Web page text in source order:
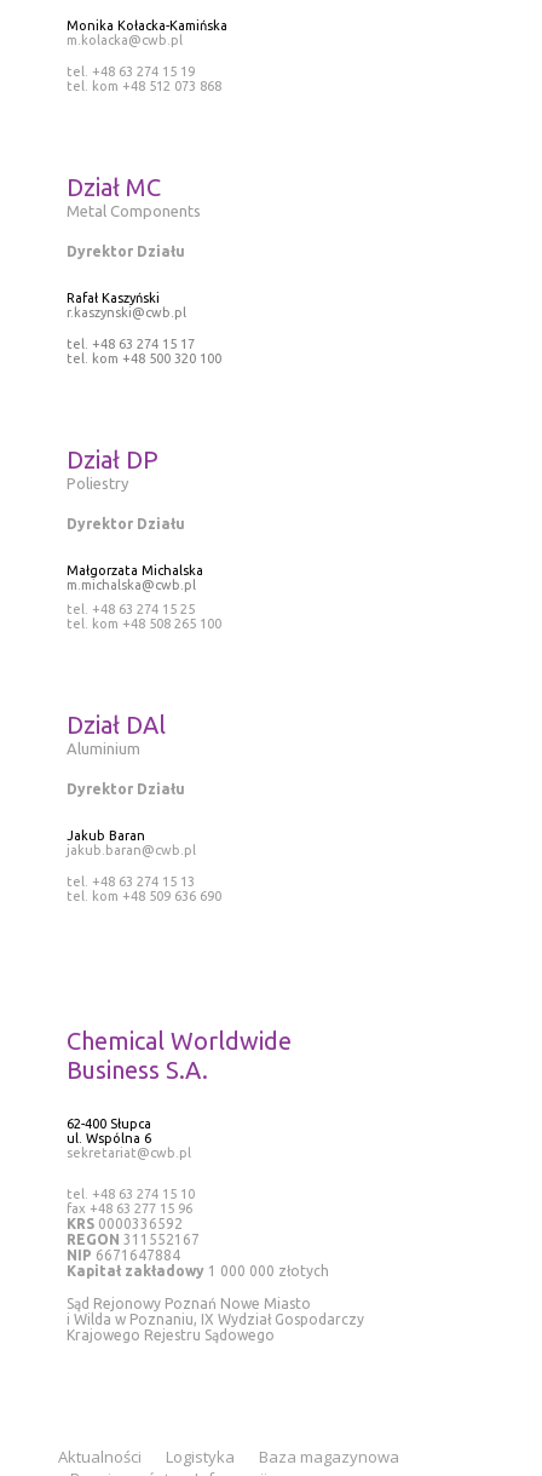
Monika Kołacka-Kamińska
m.kolacka@cwb.pl
tel. +48 63 274 15 19
tel. kom +48 512 073 868
Dział MC
Metal Components
Dyrektor Działu
Rafał Kaszyński
r.kaszynski@cwb.pl
tel. +48 63 274 15 17
tel. kom +48 500 320 100
Dział DP
Poliestry
Dyrektor Działu
Małgorzata Michalska
m.michalska@cwb.pl
tel. +48 63 274 15 25
tel. kom +48 508 265 100
Dział DAl
Aluminium
Dyrektor Działu
Jakub Baran
jakub.baran@cwb.pl
tel. +48 63 274 15 13
tel. kom +48 509 636 690
Chemical Worldwide
Business S.A.
62-400 Słupca
ul. Wspólna 6
sekretariat@cwb.pl
tel. +48 63 274 15 10
fax +48 63 277 15 96
KRS0000336592
REGON 311552167
NIP 6671647884
Kapitał zakładowy1 000 000 złotych
Sąd Rejonowy Poznań Nowe Miasto
i Wilda w Poznaniu, IX Wydział Gospodarczy
Krajowego Rejestru Sądowego
Aktualności Logistyka
Baza magazynowa